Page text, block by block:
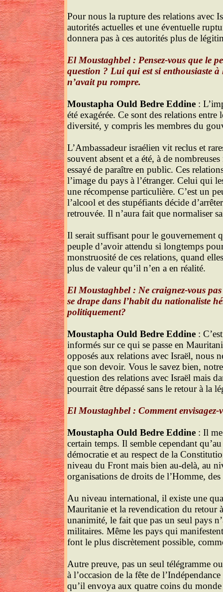
Pour nous la rupture des relations avec
autorités actuelles et une éventuelle
donnera pas à ces autorités plus de
El Moustaghbel : Pensez-vous que le
question ? Lui qui est si enthousiaste
n’avait pu rompre.
Moustapha Ould Bedre Eddine :
été exagérée. Ce sont des relations
diversité, y compris les membres du
L’Ambassadeur israélien vit reclus et
souvent absent et a été, à de
essayé de paraître en public. Ces
l’image du pays à l’étranger. Celui qui
une récompense particulière. C’est un
l’alcool et des stupéfiants décide
retrouvée. Il n’aura fait que normaliser
Il serait suffisant pour le gouvernement
peuple d’avoir attendu si longtemps
monstruosité de ces relations, quand
plus de valeur qu’il n’en a en réalité.
El Moustaghbel : Ne craignez-vous
se drape dans l’habit du nationaliste
politiquement?
Moustapha Ould Bedre Eddine :
informés sur ce qui se passe en
opposés aux relations avec Israël, nous
que son devoir. Vous le savez bien,
question des relations avec Israël mais
pourrait être dépassé sans le retour à la
El Moustaghbel : Comment
Moustapha Ould Bedre Eddine : Il
certain temps. Il semble cependant
démocratie et au respect de la
niveau du Front mais bien au-delà, au
organisations de droits de l’Homme,
Au niveau international, il existe une
Mauritanie et la revendication du retour
unanimité, le fait que pas un seul pays
militaires. Même les pays qui
font le plus discrètement possible,
Autre preuve, pas un seul télégramme
à l’occasion de la fête de
qu’il envoya aux quatre coins du monde